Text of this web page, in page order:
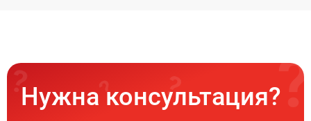
Нужна консультация?